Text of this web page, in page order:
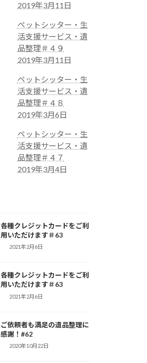
2019年3月11日
ペットシッター・生
活支援サービス・遺
品整理＃４９
2019年3月11日
ペットシッター・生
活支援サービス・遺
品整理＃４８
2019年3月6日
ペットシッター・生
活支援サービス・遺
品整理＃４７
2019年3月4日
各種クレジットカードをご利
用いただけます＃63
2021年2月6日
各種クレジットカードをご利
用いただけます＃63
2021年2月6日
ご依頼者も満足の遺品整理に
感謝！#62
2020年10月22日